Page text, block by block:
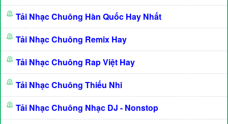
Tải Nhạc Chuông Hàn Quốc Hay Nhất
Tải Nhạc Chuông Remix Hay
Tải Nhạc Chuông Rap Việt Hay
Tải Nhạc Chuông Thiếu Nhi
Tải Nhạc Chuông Nhạc DJ - Nonstop